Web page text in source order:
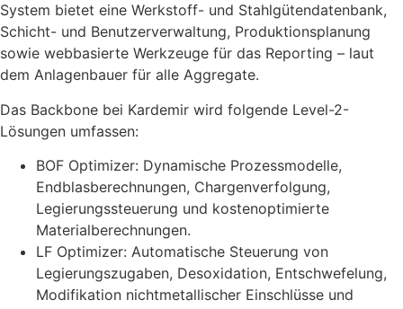
System bietet eine Werkstoff- und Stahlgütendatenbank,
Schicht- und Benutzerverwaltung, Produktionsplanung
sowie webbasierte Werkzeuge für das Reporting – laut
dem Anlagenbauer für alle Aggregate.
Das Backbone bei Kardemir wird folgende Level-2-
Lösungen umfassen:
BOF Optimizer: Dynamische Prozessmodelle,
Endblasberechnungen, Chargenverfolgung,
Legierungssteuerung und kostenoptimierte
Materialberechnungen.
LF Optimizer: Automatische Steuerung von
Legierungszugaben, Desoxidation, Entschwefelung,
Modifikation nichtmetallischer Einschlüsse und